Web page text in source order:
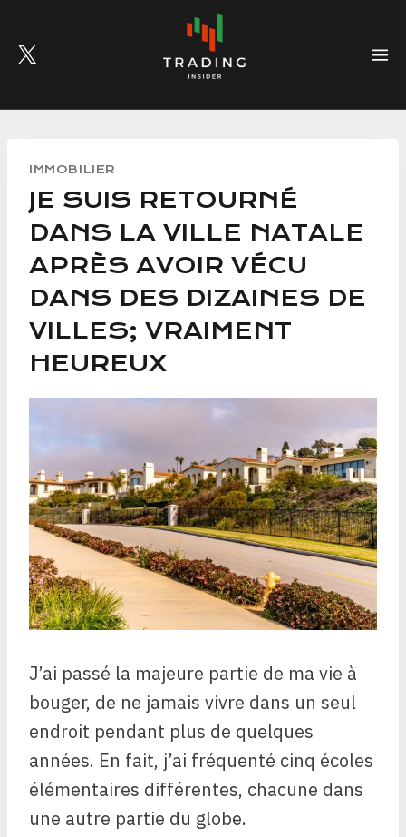
content
IMMOBILIER
JE SUIS RETOURNÉ
DANS LA VILLE NATALE
APRÈS AVOIR VÉCU
DANS DES DIZAINES DE
VILLES; VRAIMENT
HEUREUX
J’ai passé la majeure partie de ma vie à
bouger, de ne jamais vivre dans un seul
endroit pendant plus de quelques
années. En fait, j’ai fréquenté cinq écoles
élémentaires différentes, chacune dans
une autre partie du globe.